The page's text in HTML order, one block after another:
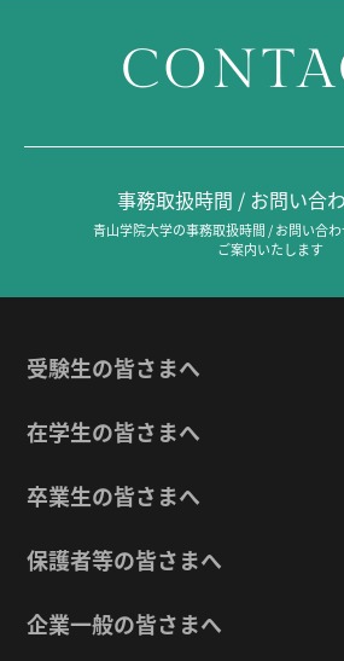
事務取扱時間 / お問い合
青山学院大学の事務取扱時間 / お問い合
ご案内いたします
受験生の皆さまへ
在学生の皆さまへ
卒業生の皆さまへ
保護者等の皆さまへ
企業一般の皆さまへ